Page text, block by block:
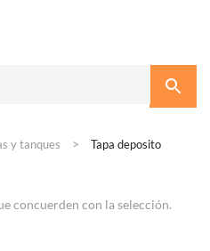
y tanques Tapa deposito
concuerden con la selección.